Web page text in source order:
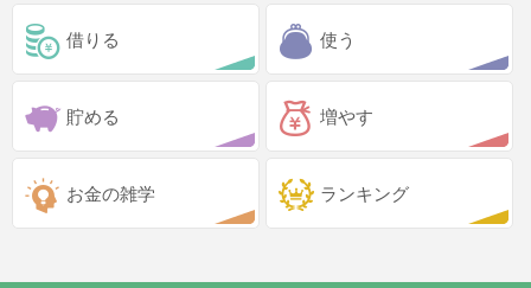
借りる 使う
貯める 増やす
お金の雑学 ランキング